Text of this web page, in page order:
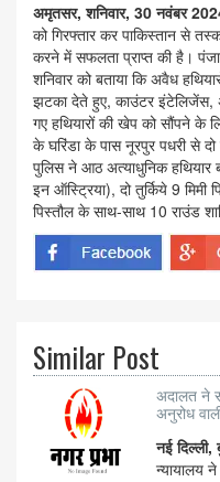
अमृतसर, शनिवार, 30 नवंबर
को गिरफ्तार कर पाकिस्तान से
करने में सफलता प्राप्त की है।
शनिवार को बताया कि अवैध
झटका देते हुए, काउंटर इंटेलिजेंस,
गए हथियारों की खेप को सौंपने के
के घरिंडा के पास नूरपुर पधरी से दो
पुलिस ने आठ अत्याधुनिक हथियार
इन ऑस्ट्रिया), दो तुर्किये 9 मिमी
पिस्तौल के साथ-साथ 10 राउंड
Similar Post
अदालत ने
अनुरोध
नई
न्यायालय